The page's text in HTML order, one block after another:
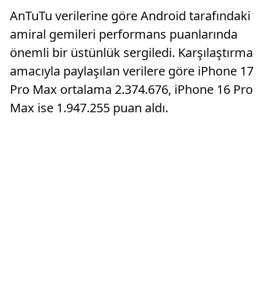
AnTuTu verilerine göre Android tarafındaki
amiral gemileri performans puanlarında
önemli bir üstünlük sergiledi. Karşılaştırma
amacıyla paylaşılan verilere göre iPhone 17
Pro Max ortalama 2.374.676, iPhone 16 Pro
Max ise 1.947.255 puan aldı.